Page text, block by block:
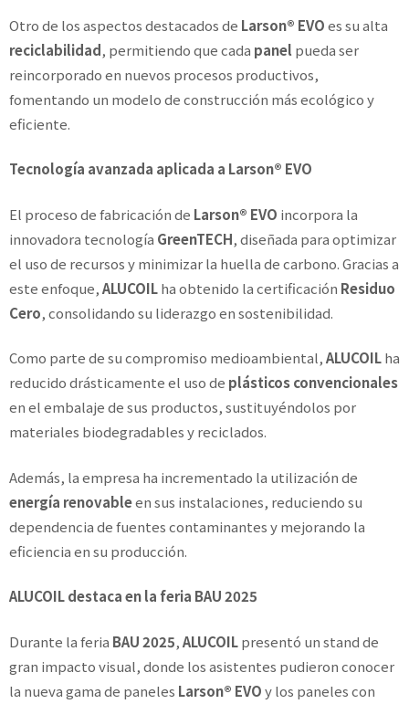
Otro de los aspectos destacados de Larson® EVOes su alta
reciclabilidad, permitiendo que cada panel pueda ser
reincorporado en nuevos procesos productivos,
fomentando un modelo de construcción más ecológico y
eficiente.
Tecnología avanzada aplicada a Larson® EVO
El proceso de fabricación de Larson® EVO incorpora la
innovadora tecnología GreenTECH, diseñada para optimizar
el uso de recursos y minimizar la huella de carbono. Gracias a
este enfoque,ALUCOILha obtenido la certificación Residuo
Cero, consolidando su liderazgo en sostenibilidad.
Como parte de su compromiso medioambiental,ALUCOILha
reducido drásticamente el uso de plásticos convencionales
en el embalaje de sus productos, sustituyéndolos por
materiales biodegradables y reciclados.
Además, la empresa ha incrementado la utilización de
energía renovableen sus instalaciones, reduciendo su
dependencia de fuentes contaminantes y mejorando la
eficiencia en su producción.
ALUCOIL destaca en la feria BAU 2025
Durante la feria BAU 2025,ALUCOILpresentó un stand de
gran impacto visual, donde los asistentes pudieron conocer
la nueva gama de paneles Larson® EVOy los paneles con